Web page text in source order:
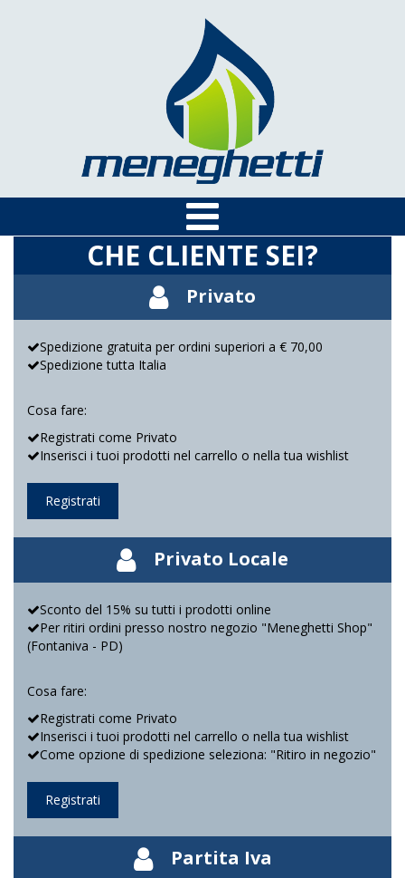
CHE CLIENTE SEI?
Privato
Spedizione gratuita per ordini superiori a € 70,00
Spedizione tutta Italia
Cosa fare:
Registrati come Privato
Inserisci i tuoi prodotti nel carrello o nella tua wishlist
Registrati
Privato Locale
Sconto del 15% su tutti i prodotti online
Per ritiri ordini presso nostro negozio "Meneghetti Shop"
(Fontaniva - PD)
Cosa fare:
Registrati come Privato
Inserisci i tuoi prodotti nel carrello o nella tua wishlist
Come opzione di spedizione seleziona: "Ritiro in negozio"
Registrati
Partita Iva